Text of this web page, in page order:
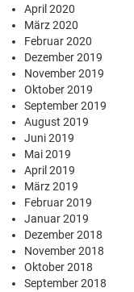
April 2020
März 2020
Februar 2020
Dezember 2019
November 2019
Oktober 2019
September 2019
August 2019
Juni 2019
Mai 2019
April 2019
März 2019
Februar 2019
Januar 2019
Dezember 2018
November 2018
Oktober 2018
September 2018